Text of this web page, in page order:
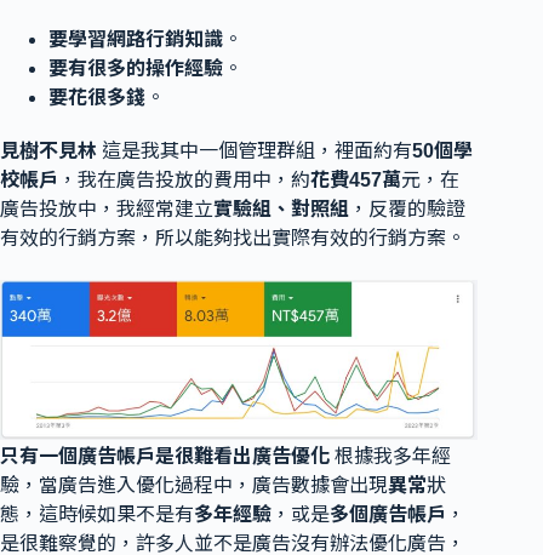
要學習網路行銷知識 。
要有很多的操作經驗 。
要花很多錢 。
見樹不見林 這是我其中一個管理群組，裡面約有50個學
校帳戶 ，我在廣告投放的費用中，約花費457萬元，在
廣告投放中，我經常建立實驗組、對照組 ，反覆的驗證
有效的行銷方案，所以能夠找出實際有效的行銷方案。
只有一個廣告帳戶是很難看出廣告優化 根據我多年經
驗，當廣告進入優化過程中，廣告數據會出現異常狀
態，這時候如果不是有多年經驗 ，或是多個廣告帳戶 ，
是很難察覺的，許多人並不是廣告沒有辦法優化廣告，